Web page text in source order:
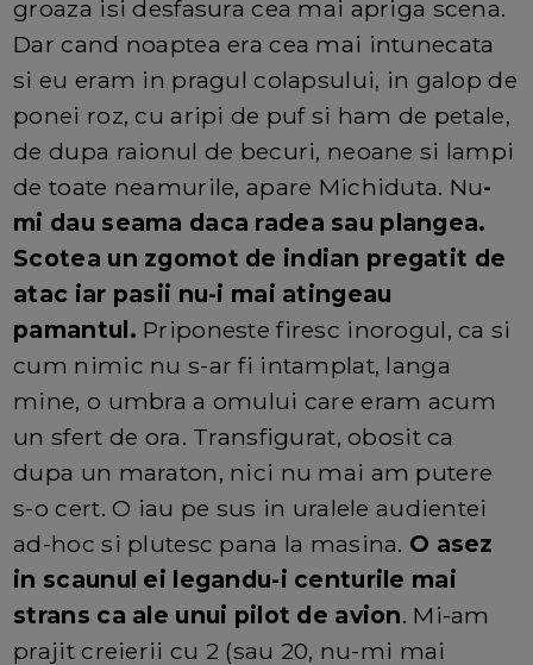
groaza isi desfasura cea mai apriga scena.
Dar cand noaptea era cea mai intunecata
si eu eram in pragul colapsului, in galop de
ponei roz, cu aripi de puf si ham de petale,
de dupa raionul de becuri, neoane si lampi
de toate neamurile, apare Michiduta. Nu-
mi dau seama daca radea sau plangea.
Scotea un zgomot de indian pregatit de
atac iar pasii nu-i mai atingeau
pamantul. Priponeste firesc inorogul, ca si
cum nimic nu s-ar fi intamplat, langa
mine, o umbra a omului care eram acum
un sfert de ora. Transfigurat, obosit ca
dupa un maraton, nici nu mai am putere
s-o cert. O iau pe sus in uralele audientei
ad-hoc si plutesc pana la masina. O asez
in scaunul ei legandu-i centurile mai
strans ca ale unui pilot de avion. Mi-am
prajit creierii cu 2 (sau 20, nu-mi mai